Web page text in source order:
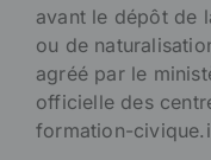
avant le dépôt de
ou de
agréé par le
officielle des
formation-